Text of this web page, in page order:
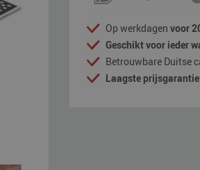
Op werkdagen voor
Geschikt voor ieder
Betrouwbare Duitse
Laagste prijsgarantie